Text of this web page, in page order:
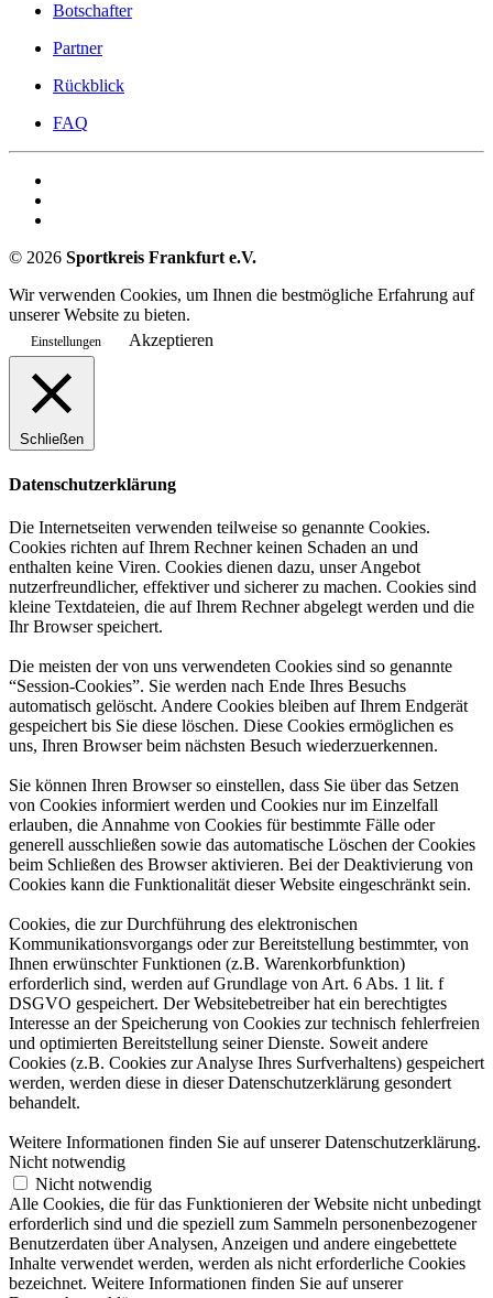
Botschafter
Partner
Rückblick
FAQ
© 2026 Sportkreis Frankfurt e.V.
Wir verwenden Cookies, um Ihnen die bestmögliche Erfahrung auf
unserer Website zu bieten.
Einstellungen Akzeptieren
Schließen
Datenschutzerklärung
Die Internetseiten verwenden teilweise so genannte Cookies.
Cookies richten auf Ihrem Rechner keinen Schaden an und
enthalten keine Viren. Cookies dienen dazu, unser Angebot
nutzerfreundlicher, effektiver und sicherer zu machen. Cookies sind
kleine Textdateien, die auf Ihrem Rechner abgelegt werden und die
Ihr Browser speichert.
Die meisten der von uns verwendeten Cookies sind so genannte
“Session-Cookies”. Sie werden nach Ende Ihres Besuchs
automatisch gelöscht. Andere Cookies bleiben auf Ihrem Endgerät
gespeichert bis Sie diese löschen. Diese Cookies ermöglichen es
uns, Ihren Browser beim nächsten Besuch wiederzuerkennen.
Sie können Ihren Browser so einstellen, dass Sie über das Setzen
von Cookies informiert werden und Cookies nur im Einzelfall
erlauben, die Annahme von Cookies für bestimmte Fälle oder
generell ausschließen sowie das automatische Löschen der Cookies
beim Schließen des Browser aktivieren. Bei der Deaktivierung von
Cookies kann die Funktionalität dieser Website eingeschränkt sein.
Cookies, die zur Durchführung des elektronischen
Kommunikationsvorgangs oder zur Bereitstellung bestimmter, von
Ihnen erwünschter Funktionen (z.B. Warenkorbfunktion)
erforderlich sind, werden auf Grundlage von Art. 6 Abs. 1 lit. f
DSGVO gespeichert. Der Websitebetreiber hat ein berechtigtes
Interesse an der Speicherung von Cookies zur technisch fehlerfreien
und optimierten Bereitstellung seiner Dienste. Soweit andere
Cookies (z.B. Cookies zur Analyse Ihres Surfverhaltens) gespeichert
werden, werden diese in dieser Datenschutzerklärung gesondert
behandelt.
Weitere Informationen finden Sie auf unserer Datenschutzerklärung.
Nicht notwendig
Nicht notwendig
Alle Cookies, die für das Funktionieren der Website nicht unbedingt
erforderlich sind und die speziell zum Sammeln personenbezogener
Benutzerdaten über Analysen, Anzeigen und andere eingebettete
Inhalte verwendet werden, werden als nicht erforderliche Cookies
bezeichnet. Weitere Informationen finden Sie auf unserer